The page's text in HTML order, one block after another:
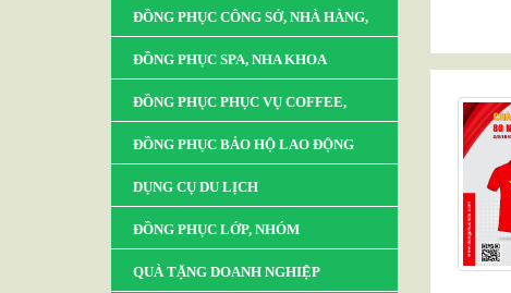
NGHIỆP
ĐỒNG PHỤC CÔNG SỞ, NHÀ HÀNG,
KHÁCH SẠN, RESORT
ĐỒNG PHỤC SPA, NHA KHOA
ĐỒNG PHỤC PHỤC VỤ COFFEE,
NHÀ HÀNG
ĐỒNG PHỤC BẢO HỘ LAO ĐỘNG
DỤNG CỤ DU LỊCH
ĐỒNG PHỤC LỚP, NHÓM
QUÀ TẶNG DOANH NGHIỆP